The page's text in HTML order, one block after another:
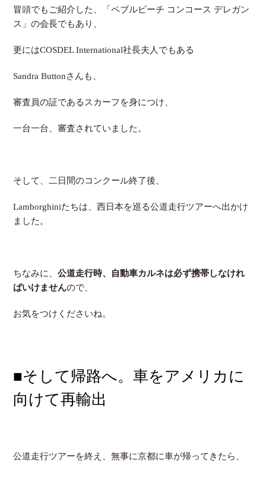
冒頭でもご紹介した、「ペブルビーチ コンコース デレガン
ス」の会長でもあり、
更にはCOSDEL International社長夫人でもある
Sandra Buttonさんも、
審査員の証であるスカーフを身につけ、
一台一台、審査されていました。
そして、二日間のコンクール終了後、
Lamborghiniたちは、西日本を巡る公道走行ツアーへ出かけ
ました。
ちなみに、公道走行時、自動車カルネは必ず携帯しなけれ
ばいけませんので、
お気をつけくださいね。
■そして帰路へ。車をアメリカに
向けて再輸出
公道走行ツアーを終え、無事に京都に車が帰ってきたら、